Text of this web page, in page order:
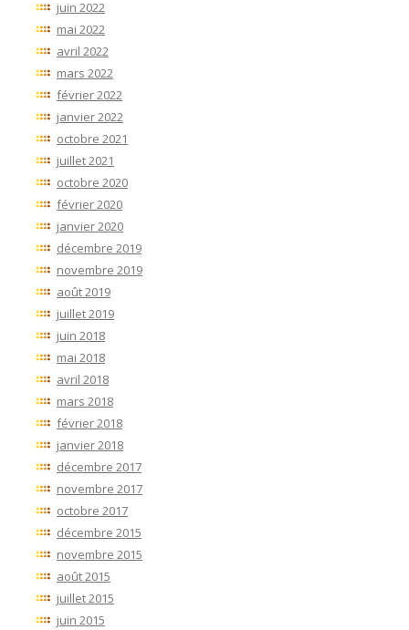
juin 2022
mai 2022
avril 2022
mars 2022
février 2022
janvier 2022
octobre 2021
juillet 2021
octobre 2020
février 2020
janvier 2020
décembre 2019
novembre 2019
août 2019
juillet 2019
juin 2018
mai 2018
avril 2018
mars 2018
février 2018
janvier 2018
décembre 2017
novembre 2017
octobre 2017
décembre 2015
novembre 2015
août 2015
juillet 2015
juin 2015